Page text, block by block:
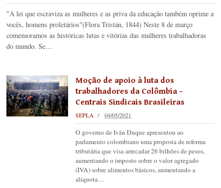
"A lei que escraviza as mulheres e as priva da educação também oprime a
vocês, homens proletários"(Flora Tristán, 1844) Neste 8 de março
comemoramos as históricas lutas e vitórias das mulheres trabalhadoras
do mundo. Se…
Moção de apoio à luta dos
trabalhadores da Colômbia –
Centrais Sindicais Brasileiras
SEPLA 04/05/2021
O governo de Iván Duque apresentou ao
parlamento colombiano uma proposta de reforma
tributária que visa arrecadar 26 bilhões de pesos,
aumentando o imposto sobre o valor agregado
(IVA) sobre alimentos básicos, aumentando a
alíquota…